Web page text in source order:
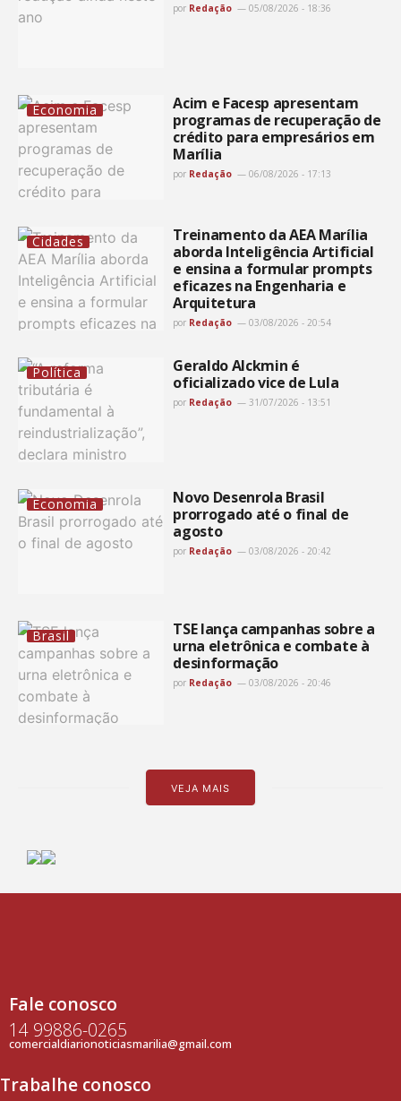
por Redação 05/08/2026 - 18:36
Economia
Acim e Facesp apresentam
programas de recuperação de
crédito para empresários em
Marília
por Redação 06/08/2026 - 17:13
Cidades
Treinamento da AEA Marília
aborda Inteligência Artificial
e ensina a formular prompts
eficazes na Engenharia e
Arquitetura
por Redação 03/08/2026 - 20:54
Política
Geraldo Alckmin é
oficializado vice de Lula
por Redação 31/07/2026 - 13:51
Economia
Novo Desenrola Brasil
prorrogado até o final de
agosto
por Redação 03/08/2026 - 20:42
Brasil
TSE lança campanhas sobre a
urna eletrônica e combate à
desinformação
por Redação 03/08/2026 - 20:46
VEJA MAIS
Fale conosco
14 99886-0265
comercialdiarionoticiasmarilia@gmail.com
Trabalhe conosco